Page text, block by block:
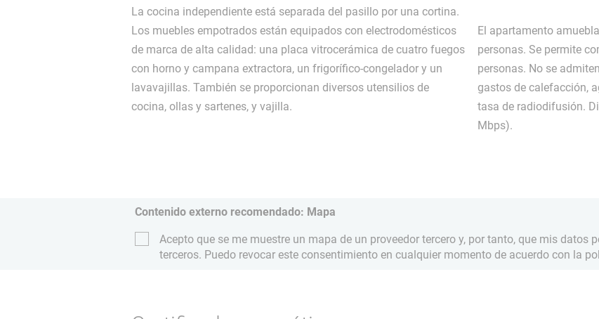
La cocina independiente está separada del pasillo por una cortina.
Los muebles empotrados están equipados con electrodomésticos
de marca de alta calidad: una placa vitrocerámica de cuatro fuegos
con horno y campana extractora, un frigorífico-congelador y un
lavavajillas. También se proporcionan diversos utensilios de
cocina, ollas y sartenes, y vajilla.
El apartamento
personas. Se permite
personas. No se
gastos de calefacción,
tasa de radiodifusión.
Mbps).
Contenido externo recomendado: Mapa
Acepto que se me muestre un mapa de un proveedor tercero y, por tanto, que mis
terceros. Puedo revocar este consentimiento en cualquier momento de acuerdo con la